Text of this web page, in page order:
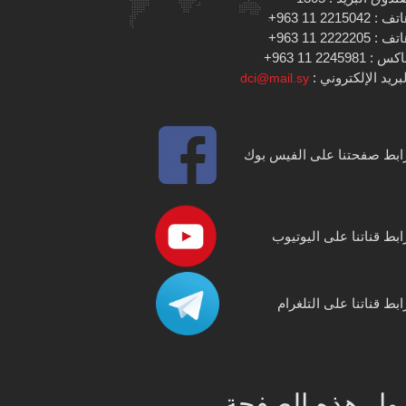
: 2215042 11 963+
: 2222205 11 963+
: 2245981 11 963+
الإلكتروني : dci@mail.sy
صفحتنا على الفيس بوك
قناتنا على اليوتيوب
قناتنا على التلغرام